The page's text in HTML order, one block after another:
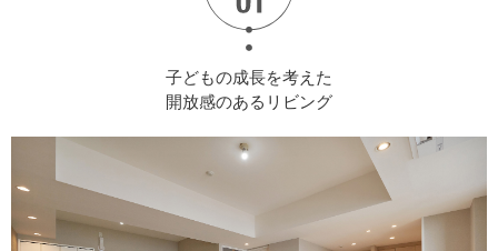
子どもの成長を考えた
開放感のあるリビング